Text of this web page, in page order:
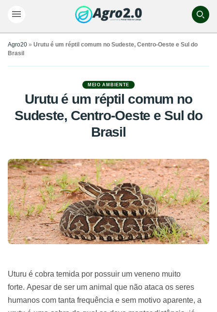
Agro20 » Urutu é um réptil comum no Sudeste, Centro-Oeste e Sul do
Brasil
MEIO AMBIENTE
Urutu é um réptil comum no
Sudeste, Centro-Oeste e Sul do
Brasil
Uturu é cobra temida por possuir um veneno muito
forte. Apesar de ser um animal que não ataca os seres
humanos com tanta frequência e sem motivo aparente, a